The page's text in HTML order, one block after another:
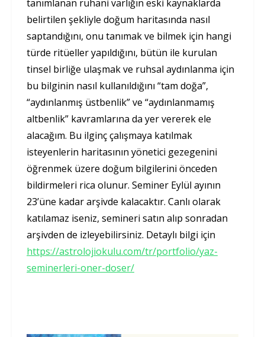
tanımlanan ruhani varlığın eski kaynaklarda
belirtilen şekliyle doğum haritasında nasıl
saptandığını, onu tanımak ve bilmek için hangi
türde ritüeller yapıldığını, bütün ile kurulan
tinsel birliğe ulaşmak ve ruhsal aydınlanma için
bu bilginin nasıl kullanıldığını “tam doğa”,
“aydınlanmış üstbenlik” ve “aydınlanmamış
altbenlik” kavramlarına da yer vererek ele
alacağım. Bu ilginç çalışmaya katılmak
isteyenlerin haritasının yönetici gezegenini
öğrenmek üzere doğum bilgilerini önceden
bildirmeleri rica olunur. Seminer Eylül ayının
23’üne kadar arşivde kalacaktır. Canlı olarak
katılamaz iseniz, semineri satın alıp sonradan
arşivden de izleyebilirsiniz. Detaylı bilgi için
https://astrolojiokulu.com/tr/portfolio/yaz-
seminerleri-oner-doser/